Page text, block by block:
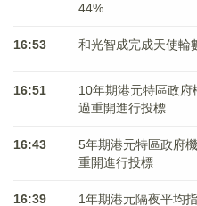
44%
16:53 和光智成完成天使輪
16:51
10年期港元特區政
過重開進行投標
16:43
5年期港元特區政府
重開進行投標
16:39
1年期港元隔夜平均